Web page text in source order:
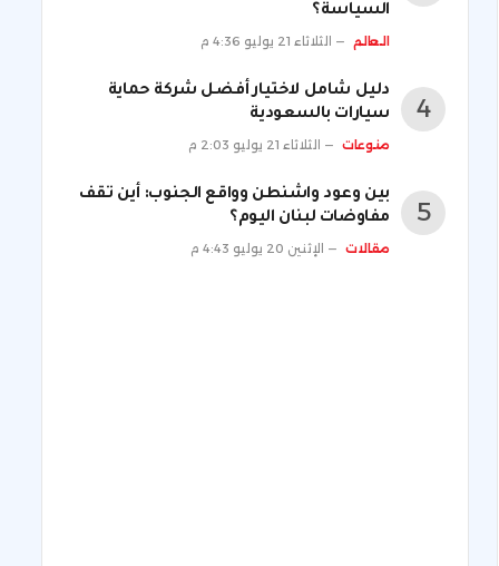
السياسة؟
العالم الثلاثاء 21 يوليو 4:36 م
دليل شامل لاختيار أفضل شركة حماية
سيارات بالسعودية
منوعات الثلاثاء 21 يوليو 2:03 م
بين وعود واشنطن وواقع الجنوب: أين تقف
مفاوضات لبنان اليوم؟
مقالات الإثنين 20 يوليو 4:43 م